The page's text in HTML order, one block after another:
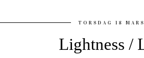
TORSDAG 18
Lightness /